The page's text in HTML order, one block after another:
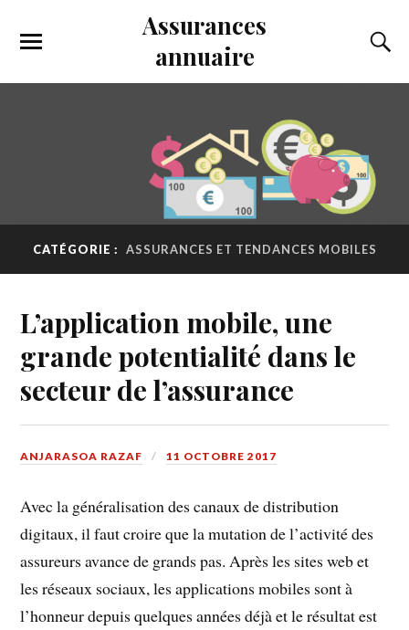
Assurances
annuaire
CATÉGORIE : ASSURANCES ET TENDANCES MOBILES
L’application mobile, une
grande potentialité dans le
secteur de l’assurance
ANJARASOA RAZAF 11 OCTOBRE 2017
Avec la généralisation des canaux de distribution
digitaux, il faut croire que la mutation de l’activité des
assureurs avance de grands pas. Après les sites web et
les réseaux sociaux, les applications mobiles sont à
l’honneur depuis quelques années déjà et le résultat est